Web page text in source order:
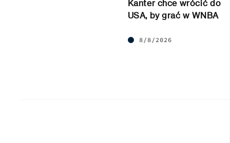
Kanter chce wrócić do
USA, by grać w WNBA
8/8/2026